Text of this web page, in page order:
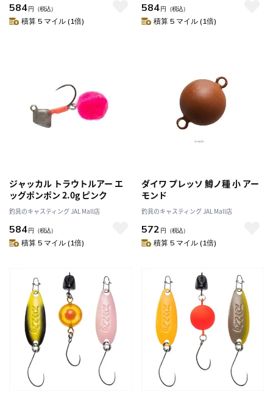
584円 （税込）
積算 5 マイル (1倍)
584円 （税込）
積算 5 マイル (1倍)
ジャッカル トラウトルアー エ
ッグポンポン 2.0g ピンク
釣具のキャスティング JAL Mall店
584円 （税込）
積算 5 マイル (1倍)
ダイワ プレッソ 鱒ノ種 小 アー
モンド
釣具のキャスティング JAL Mall店
572 円 （税込）
積算 5 マイル (1倍)